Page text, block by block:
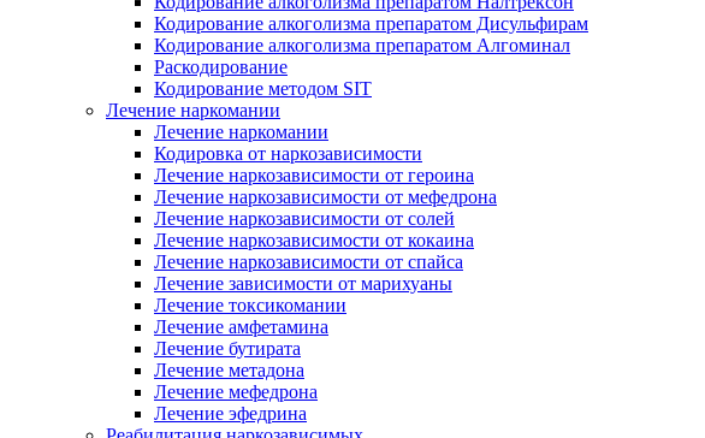
Кодирование алкоголизма препаратом Дисульфирам
Кодирование алкоголизма препаратом Алгоминал
Раскодирование
Кодирование методом SIT
Лечение наркомании
Лечение наркомании
Кодировка от наркозависимости
Лечение наркозависимости от героина
Лечение наркозависимости от мефедрона
Лечение наркозависимости от солей
Лечение наркозависимости от кокаина
Лечение наркозависимости от спайса
Лечение зависимости от марихуаны
Лечение токсикомании
Лечение амфетамина
Лечение бутирата
Лечение метадона
Лечение мефедрона
Лечение эфедрина